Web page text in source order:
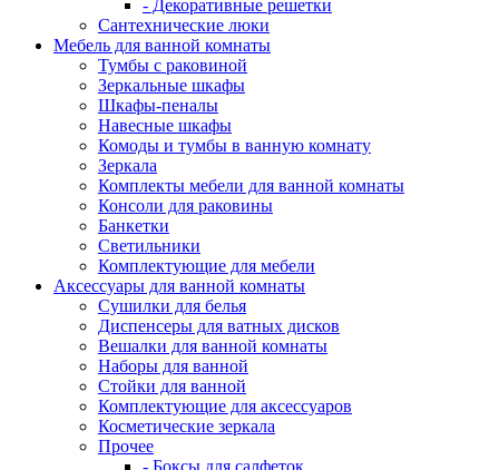
- Декоративные решетки
Сантехнические люки
Мебель для ванной комнаты
Тумбы с раковиной
Зеркальные шкафы
Шкафы-пеналы
Навесные шкафы
Комоды и тумбы в ванную комнату
Зеркала
Комплекты мебели для ванной комнаты
Консоли для раковины
Банкетки
Светильники
Комплектующие для мебели
Аксессуары для ванной комнаты
Сушилки для белья
Диспенсеры для ватных дисков
Вешалки для ванной комнаты
Наборы для ванной
Стойки для ванной
Комплектующие для аксессуаров
Косметические зеркала
Прочее
- Боксы для салфеток